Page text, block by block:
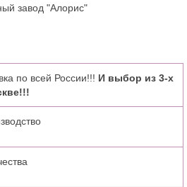
завод "Алорис"
по всей России!!! И выбор из 3-х